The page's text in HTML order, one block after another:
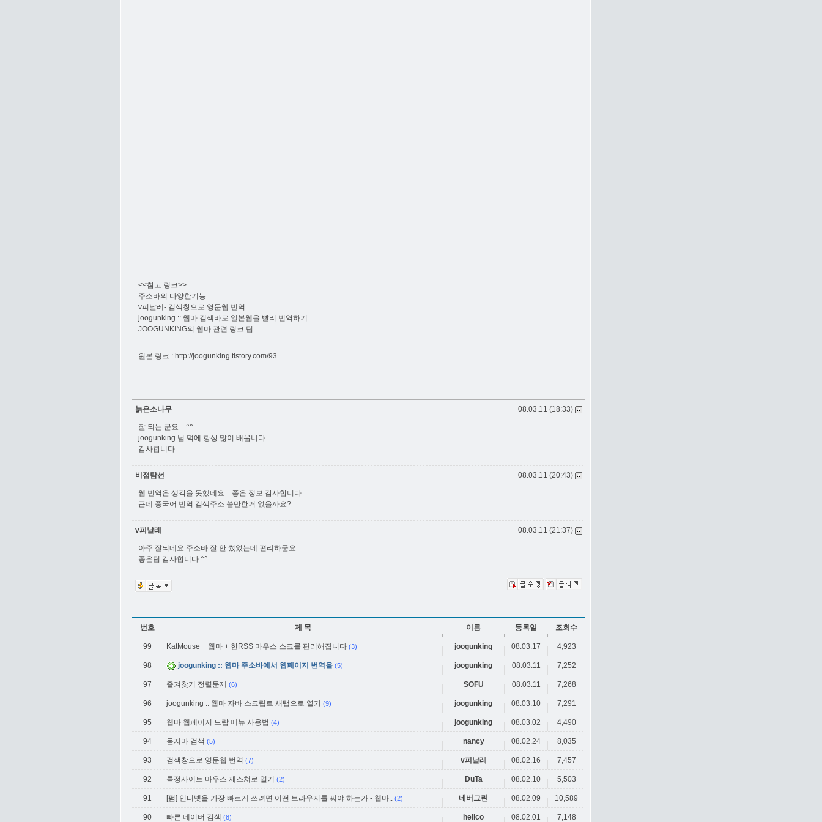
<<참고 링크>>
주소바의 다양한기능
v피날레- 검색창으로 영문웹 번역
joogunking :: 웹마 검색바로 일본웹을 빨리 번역하기..
JOOGUNKING의 웹마 관련 링크 팁
원본 링크 : http://joogunking.tistory.com/93
늙은소나무 08.03.11 (18:33)
잘 되는 군요... ^^
joogunking 님 덕에 항상 많이 배웁니다.
감사합니다.
비접탐선 08.03.11 (20:43)
웹 번역은 생각을 못했네요... 좋은 정보 감사합니다.
근데 중국어 번역 검색주소 쓸만한거 없을까요?
v피날레 08.03.11 (21:37)
아주 잘되네요.주소바 잘 안 썼었는데 편리하군요.
좋은팁 감사합니다.^^
번호 제 목 이름 등록일 조회수
99 KatMouse + 웹마 + 한RSS 마우스 스크롤 편리해집니다 (3) joogunking 08.03.17 4,923
98 joogunking :: 웹마 주소바에서 웹페이지 번역을 (5) joogunking 08.03.11 7,252
97 즐겨찾기 정렬문제 (6) SOFU 08.03.11 7,268
96 joogunking :: 웹마 자바 스크립트 새탭으로 열기 (9) joogunking 08.03.10 7,291
95 웹마 웹페이지 드랍 메뉴 사용법 (4) joogunking 08.03.02 4,490
94 묻지마 검색 (5) nancy 08.02.24 8,035
93 검색창으로 영문웹 번역 (7) v피날레 08.02.16 7,457
92 특정사이트 마우스 제스쳐로 열기 (2) DuTa 08.02.10 5,503
91 [펌] 인터넷을 가장 빠르게 쓰려면 어떤 브라우저를 써야 하는가 - 웹마.. (2) 네버그린 08.02.09 10,589
90 빠른 네이버 검색 (8) helico 08.02.01 7,148